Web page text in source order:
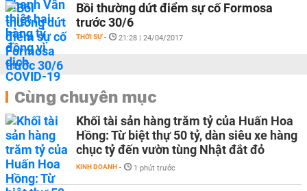
Bồi thường dứt điểm sự cố Formosa
trước 30/6
THỜI SỰ - 21:28 | 24/04/2017
Cùng chuyên mục
Khối tài sản hàng trăm tỷ của Huấn Hoa
Hồng: Từ biệt thự 50 tỷ, dàn siêu xe hàng
chục tỷ đến vườn tùng Nhật đắt đỏ
KINH DOANH - 1 phút trước